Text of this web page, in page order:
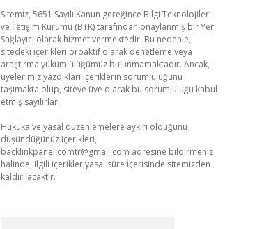
Sitemiz, 5651 Sayılı Kanun gereğince Bilgi Teknolojileri
ve İletişim Kurumu (BTK) tarafından onaylanmış bir Yer
Sağlayıcı olarak hizmet vermektedir. Bu nedenle,
sitedeki içerikleri proaktif olarak denetleme veya
araştırma yükümlülüğümüz bulunmamaktadır. Ancak,
üyelerimiz yazdıkları içeriklerin sorumluluğunu
taşımakta olup, siteye üye olarak bu sorumluluğu kabul
etmiş sayılırlar.
Hukuka ve yasal düzenlemelere aykırı olduğunu
düşündüğünüz içerikleri,
backlinkpanelicomtr@gmail.com adresine bildirmeniz
halinde, ilgili içerikler yasal süre içerisinde sitemizden
kaldırılacaktır.